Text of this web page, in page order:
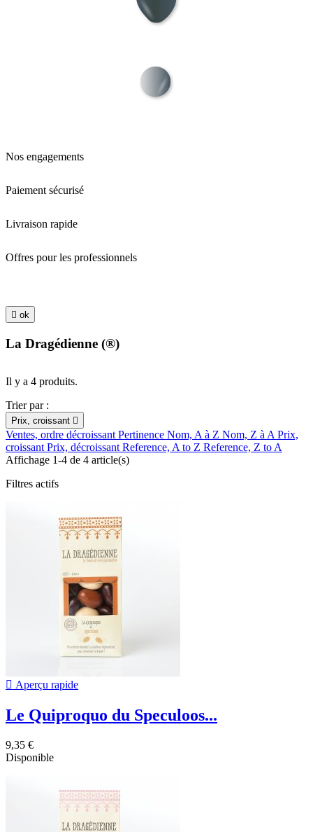
Nos engagements
Paiement sécurisé
Livraison rapide
Offres pour les professionnels
 ok
La Dragédienne (®)
Il y a 4 produits.
Trier par :
Prix, croissant 
Ventes, ordre décroissantPertinence Nom, A à Z Nom, Z à APrix,
croissantPrix, décroissantReference, A to Z Reference, Z to A
Affichage 1-4 de 4 article(s)
Filtres actifs
 Aperçu rapide
Le Quiproquo du Speculoos...
9,35 €
Disponible